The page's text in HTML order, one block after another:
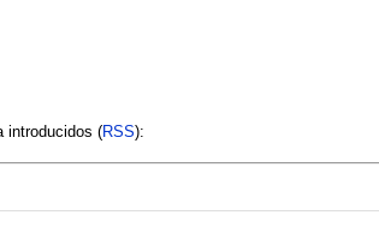
introducidos (RSS):